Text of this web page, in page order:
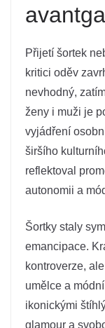
Přijetí šortek
kritici oděv
nevhodný,
ženy i muži je
vyjádření
širšího
reflektoval
autonomii a
Šortky staly
emancipace.
kontroverze,
umělce a
ikonickými
glamour a